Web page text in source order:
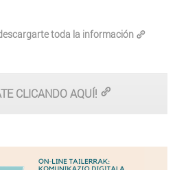
toda la información
CLICANDO AQUÍ!